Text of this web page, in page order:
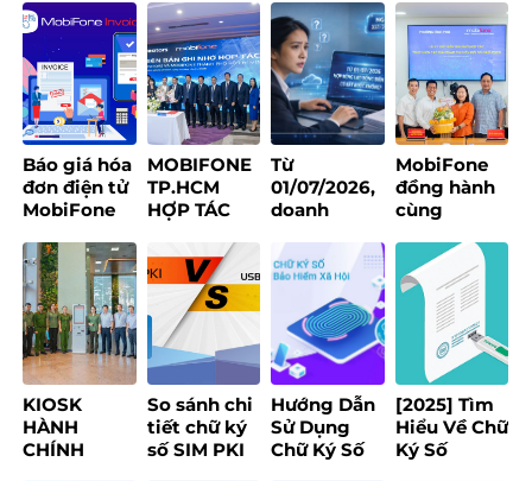
Báo giá hóa
đơn điện tử
MobiFone
2026
MOBIFONE
TP.HCM
HỢP TÁC
XÂY DỰNG
NỀN TẢNG
CREATOR
ECONOMY
Từ
01/07/2026,
doanh
bắt buộc sử
dụng Hợp
đồng lao
động điện
tử?
MobiFone
đồng hành
cùng
Bình Phú
thúc đẩy
chuyển đổi
số, xây
dựng chính
quyền số
ứng dụng
AI
KIOSK
HÀNH
CHÍNH
So sánh chi
tiết chữ ký
số SIM PKI
Hướng Dẫn
Sử Dụng
Chữ Ký Số
[2025] Tìm
Hiểu Về Chữ
Ký Số